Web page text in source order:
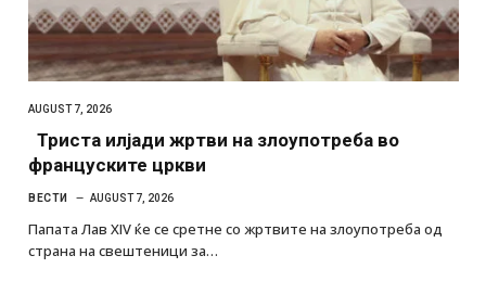
AUGUST 7, 2026
Триста илјади жртви на злоупотреба во
француските цркви
ВЕСТИ AUGUST 7, 2026
Папата Лав XIV ќе се сретне со жртвите на злоупотреба од
страна на свештеници за…